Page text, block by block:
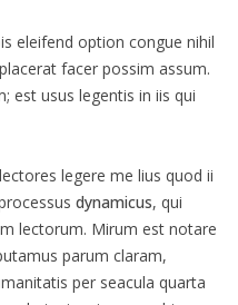
eleifend option congue nihil
facer possim assum.
est usus legentis in iis qui
legere me lius quod ii
dynamicus, qui
lectorum. Mirum est notare
parum claram,
per seacula quarta